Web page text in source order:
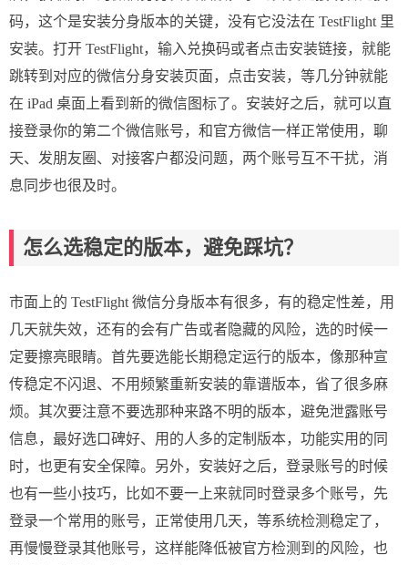
码，这个是安装分身版本的关键，没有它没法在 TestFlight 里
安装。打开 TestFlight，输入兑换码或者点击安装链接，就能
跳转到对应的微信分身安装页面，点击安装，等几分钟就能
在 iPad 桌面上看到新的微信图标了。安装好之后，就可以直
接登录你的第二个微信账号，和官方微信一样正常使用，聊
天、发朋友圈、对接客户都没问题，两个账号互不干扰，消
息同步也很及时。
怎么选稳定的版本，避免踩坑？
市面上的 TestFlight 微信分身版本有很多，有的稳定性差，用
几天就失效，还有的会有广告或者隐藏的风险，选的时候一
定要擦亮眼睛。首先要选能长期稳定运行的版本，像那种宣
传稳定不闪退、不用频繁重新安装的靠谱版本，省了很多麻
烦。其次要注意不要选那种来路不明的版本，避免泄露账号
信息，最好选口碑好、用的人多的定制版本，功能实用的同
时，也更有安全保障。另外，安装好之后，登录账号的时候
也有一些小技巧，比如不要一上来就同时登录多个账号，先
登录一个常用的账号，正常使用几天，等系统检测稳定了，
再慢慢登录其他账号，这样能降低被官方检测到的风险，也